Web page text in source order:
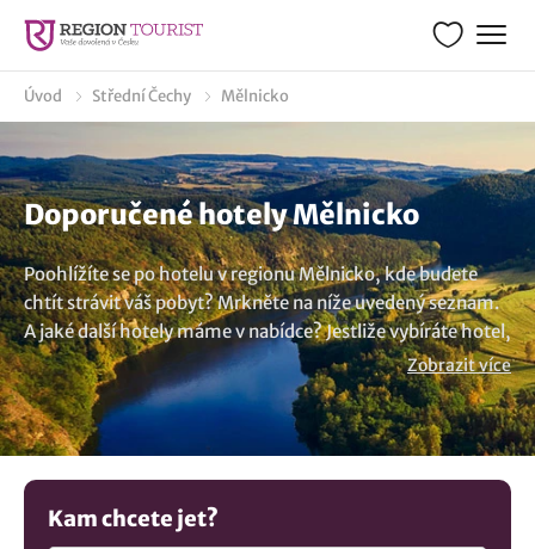
Úvod Střední Čechy Mělnicko
Doporučené hotely Mělnicko
Poohlížíte se po hotelu v regionu Mělnicko, kde budete
chtít strávit váš pobyt? Mrkněte na níže uvedený seznam.
A jaké další hotely máme v nabídce? Jestliže vybíráte hotel,
který bude synonymem klidu a relaxace, vyberte si
wellness hotel a dopřejte si odpočinek v bazénu, vířivce
nebo sauně. Nebo si naopak můžete vybrat luxusní hotel,
který vás okouzlí svým prostředím a vysokým standardem
vybavení. A v neposlední řadě si dopřejte gastronomického
zážitku. Chcete vidět více nabídek? Porozhlédněte se po
ubytování v lokalitě Mělnicko
Zobrazit více
Kam chcete jet?